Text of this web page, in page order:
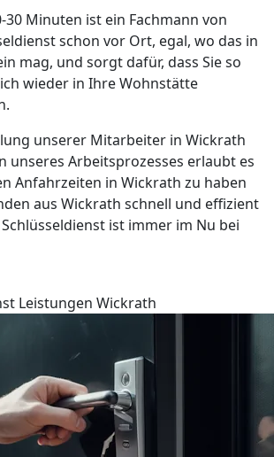
Minuten ist ein Fachmann von
schon vor Ort, egal, wo das in
mag, und sorgt dafür, dass Sie so
wieder in Ihre Wohnstätte
unserer Mitarbeiter in Wickrath
unseres Arbeitsprozesses erlaubt es
Anfahrzeiten in Wickrath zu haben
aus Wickrath schnell und effizient
ist immer im Nu bei
Leistungen Wickrath